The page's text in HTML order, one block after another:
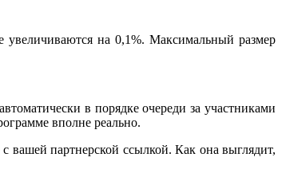
на 0,1%. Максимальный размер
в порядке очереди за участниками
вполне реально.
вашей партнерской ссылкой. Как она выглядит,